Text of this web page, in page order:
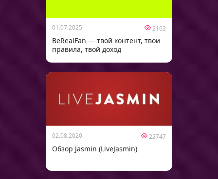
01.07.2025 2162
BeRealFan — твой контент, твои
правила, твой доход
02.08.2020 22747
Обзор Jasmin (LiveJasmin)